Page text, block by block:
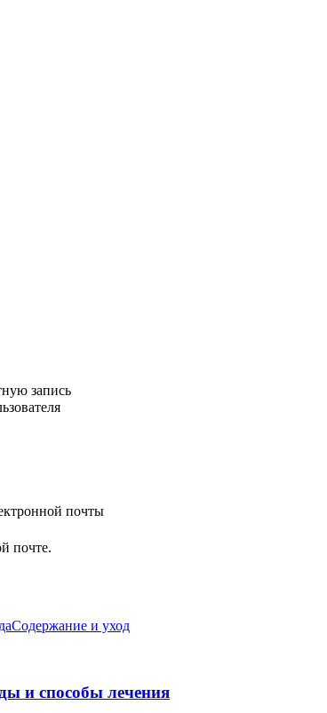
запись
почты
почте.
Содержание и уход
и способы лечения